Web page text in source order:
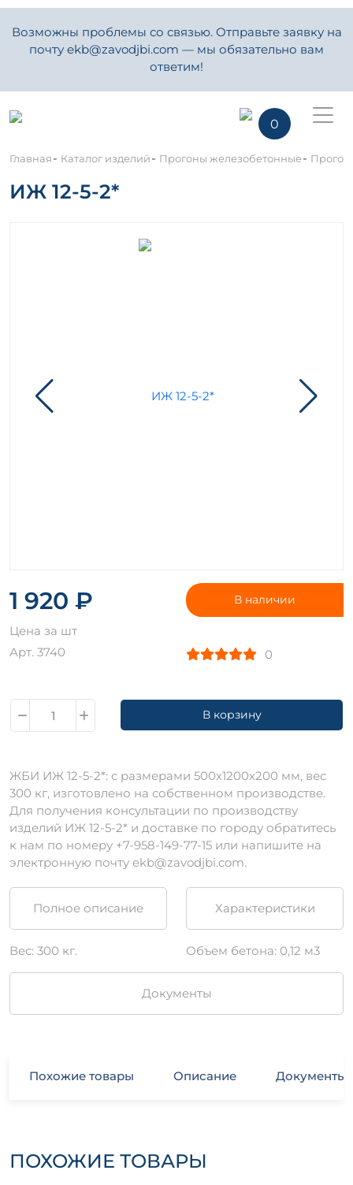
Возможны проблемы со связью. Отправьте заявку на
почту ekb@zavodjbi.com — мы обязательно вам
ответим!
0
Главная- Каталог изделий- Прогоны железобетонные-
ИЖ 12-5-2*
1 920 ₽
Цена за шт
Арт. 3740
В наличии
0
В корзину
ЖБИ ИЖ 12-5-2*: с размерами 500х1200х200 мм, вес
300 кг, изготовлено на собственном производстве.
Для получения консультации по производству
изделий ИЖ 12-5-2* и доставке по городу обратитесь
к нам по номеру +7-958-149-77-15 или напишите на
электронную почту ekb@zavodjbi.com.
Полное описание Характеристики
Вес: 300 кг. Объем бетона: 0,12 м3
Документы
Похожие товары Описание Документы
ПОХОЖИЕ ТОВАРЫ